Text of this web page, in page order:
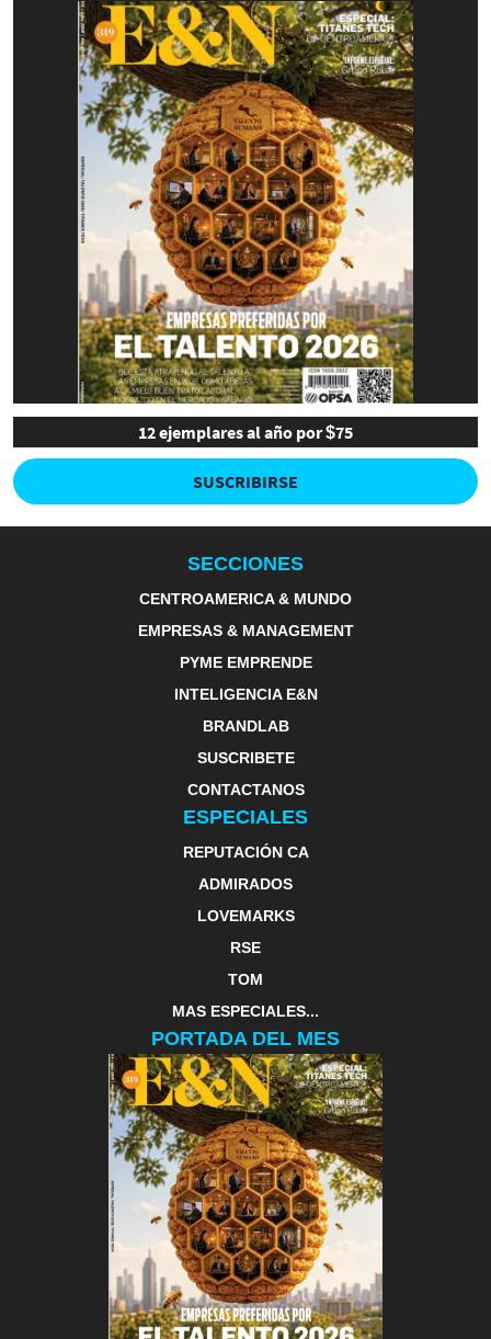
12 ejemplares al año por $75
SUSCRIBIRSE
SECCIONES
CENTROAMERICA & MUNDO
EMPRESAS & MANAGEMENT
PYME EMPRENDE
INTELIGENCIA E&N
BRANDLAB
SUSCRIBETE
CONTACTANOS
ESPECIALES
REPUTACIÓN CA
ADMIRADOS
LOVEMARKS
RSE
TOM
MAS ESPECIALES...
PORTADA DEL MES